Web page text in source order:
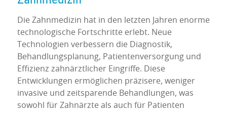
Die Zahnmedizin hat in den letzten Jahren enorme
technologische Fortschritte erlebt. Neue
Technologien verbessern die Diagnostik,
Behandlungsplanung, Patientenversorgung und
Effizienz zahnärztlicher Eingriffe. Diese
Entwicklungen ermöglichen präzisere, weniger
invasive und zeitsparende Behandlungen, was
sowohl für Zahnärzte als auch für Patienten